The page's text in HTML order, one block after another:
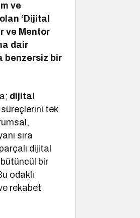
ve
‘Dijital
ve Mentor
dair
benzersiz bir
dijital
tek
sıra
dijital
bir
odaklı
rekabet